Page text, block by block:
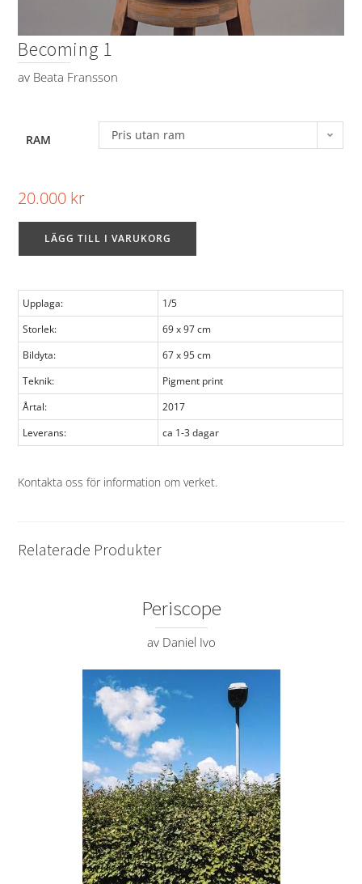
Becoming 1
av Beata Fransson
RAM Pris utan ram
20.000 kr
LÄGG TILL I VARUKORG
Upplaga:
1/5
Storlek:
69 x 97 cm
Bildyta:
67 x 95 cm
Teknik:
Pigment print
Årtal:
2017
Leverans:
ca 1-3 dagar
Kontakta oss för information om verket.
Relaterade Produkter
Periscope
av Daniel Ivo